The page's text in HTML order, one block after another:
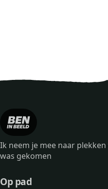
Ik neem je mee naar
was gekomen
Op pad